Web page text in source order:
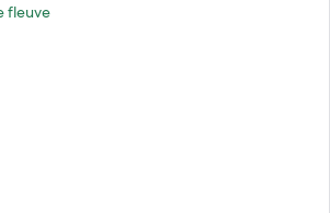
fleuve